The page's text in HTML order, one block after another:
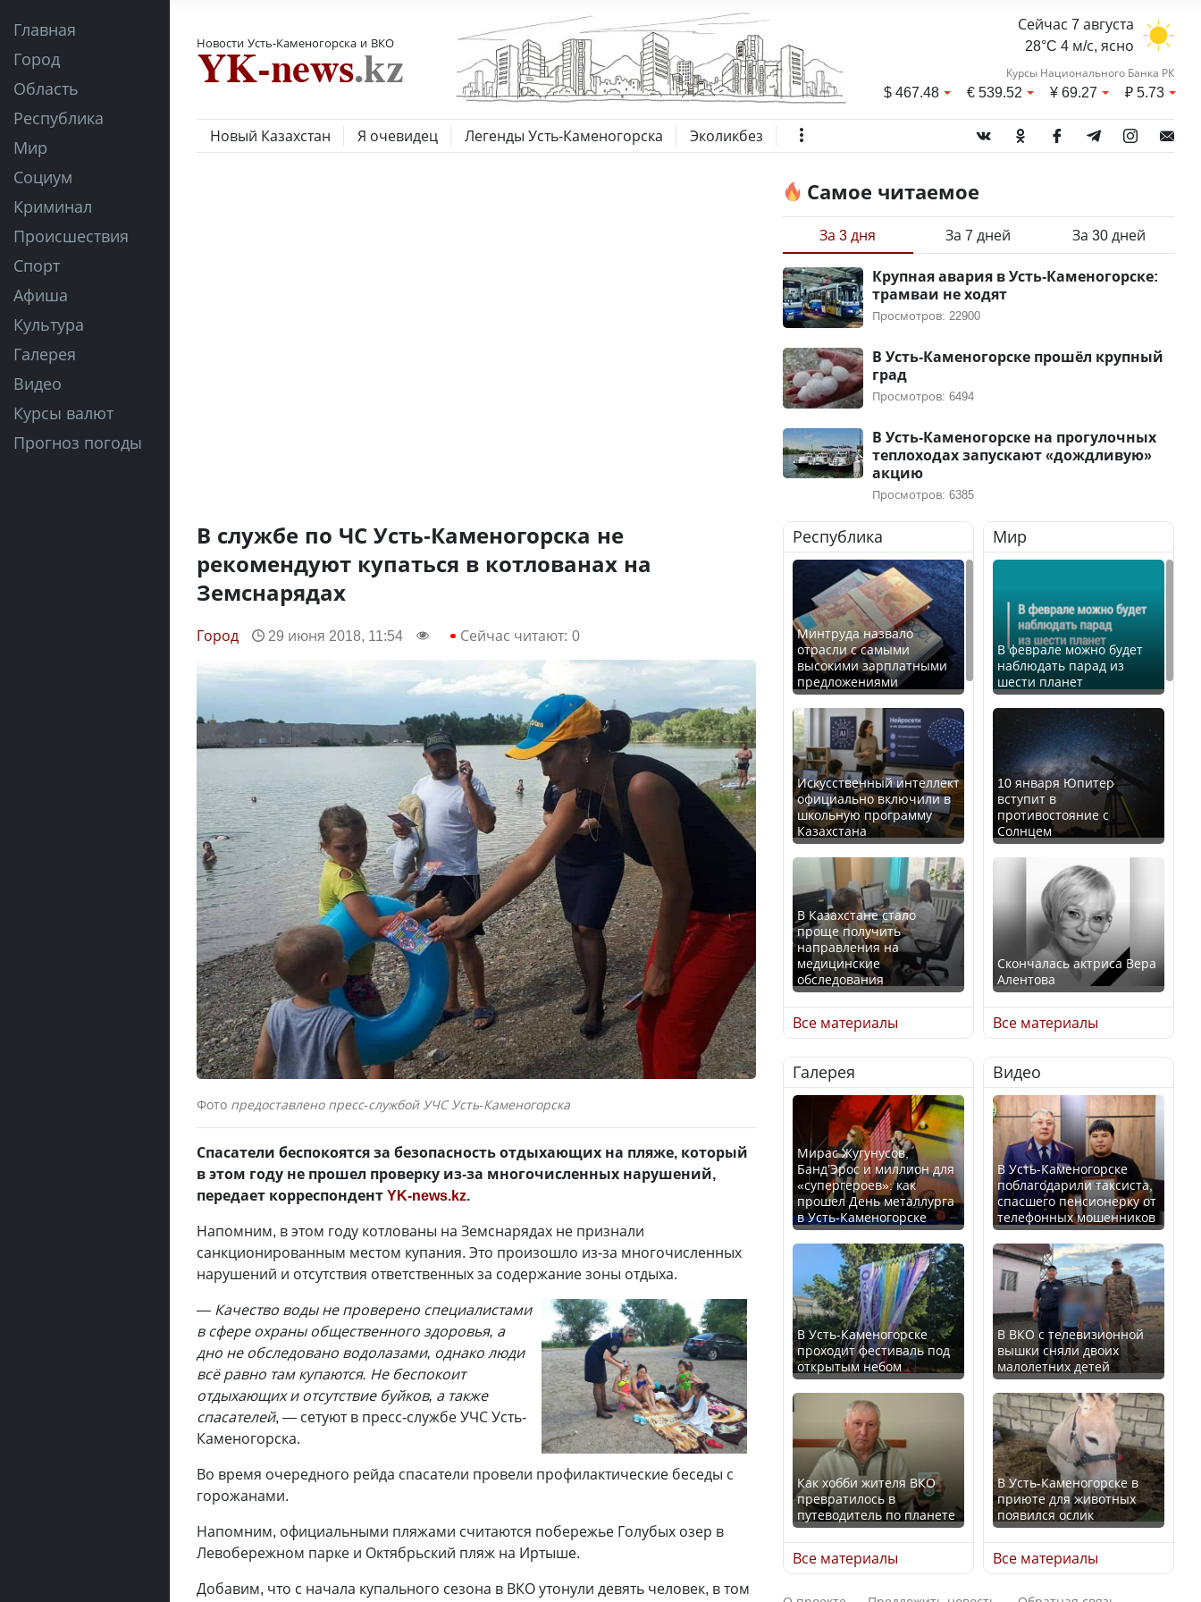
Главная
Город
Область
Республика
Мир
Социум
Криминал
Происшествия
Спорт
Афиша
Культура
Галерея
Видео
Курсы валют
Прогноз погоды
Новости Усть-Каменогорска и ВКО
Сейчас 7 августа
28°C 4 м/с, ясно
Курсы Национального Банка РК
$467.48 €539.52 ¥69.27 ₽5.73
Новый Казахстан Я очевидец Легенды Усть-Каменогорска Эколикбез
В службе по ЧС Усть-Каменогорска не
рекомендуют купаться в котлованах на
Земснарядах
Город 29 июня 2018, 11:54 Сейчас читают: 0
Фото предоставлено пресс-службой УЧС Усть-Каменогорска
Спасатели беспокоятся за безопасность отдыхающих на пляже, который
в этом году не прошел проверку из-за многочисленных нарушений,
передает корреспондентYK-news.kz.
Напомним, в этом году котлованы на Земснарядах не признали
санкционированным местом купания. Это произошло из-за многочисленных
нарушений и отсутствия ответственных за содержание зоны отдыха.
— Качество воды не проверено специалистами
в сфере охраны общественного здоровья, а
дно не обследовано водолазами, однако люди
всё равно там купаются. Не беспокоит
отдыхающих и отсутствие буйков, а также
спасателей, — сетуют в пресс-службе УЧС Усть-
Каменогорска.
Во время очередного рейда спасатели провели профилактические беседы с
горожанами.
Напомним, официальными пляжами считаются побережье Голубых озер в
Левобережном парке и Октябрьский пляж на Иртыше.
Добавим, что с начала купального сезона в ВКО утонули девять человек, в том
Самое читаемое
За 3 дня За 7 дней За 30 дней
Крупная авария в Усть-Каменогорске:
трамваи не ходят
Просмотров: 22900
В Усть-Каменогорске прошёл крупный
град
Просмотров: 6494
В Усть-Каменогорске на прогулочных
теплоходах запускают «дождливую»
акцию
Просмотров: 6385
Республика
Минтруда назвало
отрасли с самыми
высокими зарплатными
предложениями
Искусственный интеллект
официально включили в
школьную программу
Казахстана
В Казахстане стало
проще получить
направления на
медицинские
обследования
Қазақстан Орталық Азия
елдері арасында әл-ауқат
индексінде көш бастады
Казахстан возглавил
рейтинг благополучия
среди стран Центральной
Азии
Будут ли представлены
интересы регионов в
Курултае?
Ең төменгі жалақы,
алимент, экология: жеті
партия сайлаушылармен
нені талқылап жатыр?
Все материалы
Мир
В феврале можно будет
наблюдать парад из
шести планет
10 января Юпитер
вступит в
противостояние с
Солнцем
Скончалась актриса Вера
Алентова
В РФ вынесен заочный
приговор по уголовному
делу об убийстве Игоря
Талькова
В России введены
дополнительные
ограничения для
казахстанских прав
Трамп официально
вступил в должность
президента США
Луну признали объектом
культурного наследия,
находящегося под
угрозой исчезновения
Все материалы
Галерея
Мирас Жугунусов,
Банд’Эрос и миллион для
«супергероев»: как
прошел День металлурга
в Усть-Каменогорске
В Усть-Каменогорске
проходит фестиваль под
открытым небом
Как хобби жителя ВКО
превратилось в
путеводитель по планете
Все материалы
Видео
В Усть-Каменогорске
поблагодарили таксиста,
спасшего пенсионерку от
телефонных мошенников
В ВКО с телевизионной
вышки сняли двоих
малолетних детей
В Усть-Каменогорске в
приюте для животных
появился ослик
Все материалы